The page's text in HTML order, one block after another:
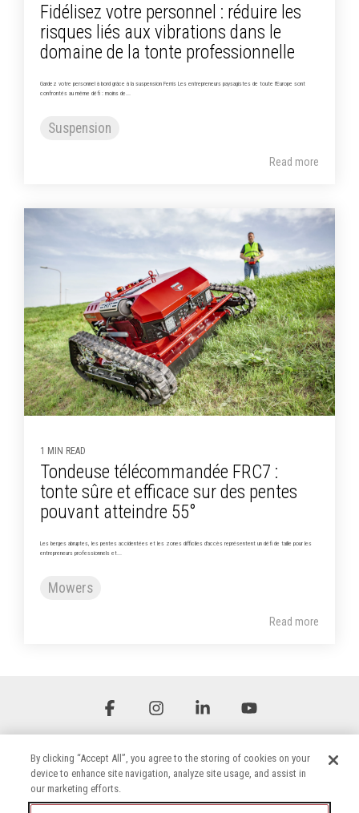
Fidélisez votre personnel : réduire les
risques liés aux vibrations dans le
domaine de la tonte professionnelle
Gardez votre personnel à bord grâce à la suspension Ferris Les entrepreneurs paysagistes de toute l'Europe sont
confrontés au même défi : moins de...
Suspension
Read more
1 MIN READ
Tondeuse télécommandée FRC7 :
tonte sûre et efficace sur des pentes
pouvant atteindre 55°
Les berges abruptes, les pentes accidentées et les zones difficiles d'accès représentent un défi de taille pour les
entrepreneurs professionnels et...
Mowers
Read more
FacebookInstagramLinkedin
By clicking “Accept All”, you agree to the storing of cookies on your
device to enhance site navigation, analyze site usage, and assist in
our marketing efforts.